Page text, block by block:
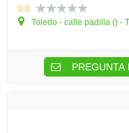
0.0
Toledo - calle padilla () -
PREGUNTA